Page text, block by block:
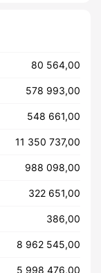
80 564,00
578 993,00
548 661,00
11 350 737,00
988 098,00
322 651,00
386,00
8 962 545,00
5 998 476,00